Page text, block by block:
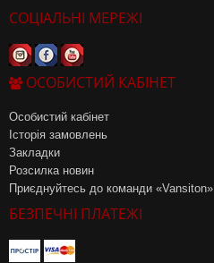
СОЦІАЛЬНІ МЕРЕЖІ
ОСОБИСТИЙ КАБІНЕТ
Особистий кабінет
Історія замовлень
Закладки
Розсилка новин
Приєднуйтесь до команди «Vansiton»
БЕЗПЕЧНІ ПЛАТЕЖІ